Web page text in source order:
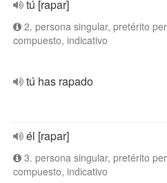
tú [rapar]
2. persona singular, pretérito
compuesto, indicativo
tú has rapado
él [rapar]
3. persona singular, pretérito
compuesto, indicativo